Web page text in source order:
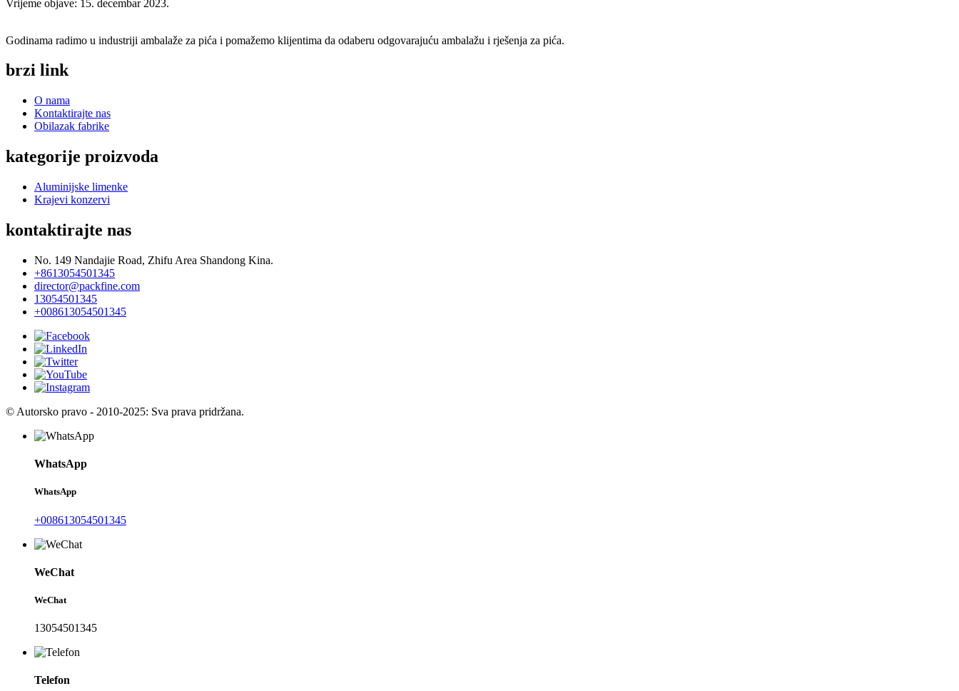
Vrijeme objave: 15. decembar 2023.
Godinama radimo u industriji ambalaže za pića i pomažemo klijentima da odaberu odgovarajuću ambalažu i rješenja za pića.
brzi link
O nama
Kontaktirajte nas
Obilazak fabrike
kategorije proizvoda
Aluminijske limenke
Krajevi konzervi
kontaktirajte nas
No. 149 Nandajie Road, Zhifu Area Shandong Kina.
+8613054501345
director@packfine.com
13054501345
+008613054501345
© Autorsko pravo - 2010-2025: Sva prava pridržana.
WhatsApp
WhatsApp
+008613054501345
WeChat
WeChat
13054501345
Telefon